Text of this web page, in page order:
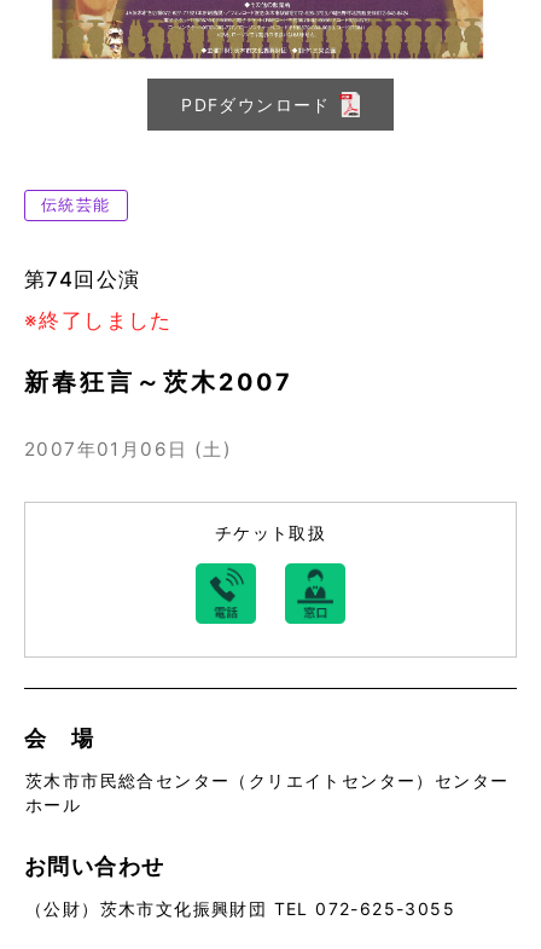
PDFダウンロード
伝統芸能
第74回公演
※終了しました
新春狂言～茨木2007
2007年01月06日 (土)
チケット取扱
会 場
茨木市市民総合センター（クリエイトセンター）センター
ホール
お問い合わせ
（公財）茨木市文化振興財団 TEL 072-625-3055